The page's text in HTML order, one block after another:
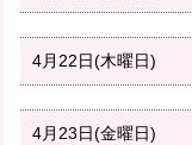
4月22日(木曜日)
4月23日(金曜日)